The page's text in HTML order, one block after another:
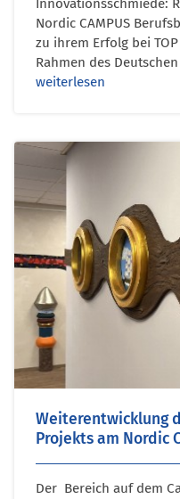
Innovationsschmiede:
Nordic CAMPUS
zu ihrem Erfolg bei
Rahmen des
weiterlesen
Weiterentwicklung
Projekts am Nordic
Der Bereich auf dem